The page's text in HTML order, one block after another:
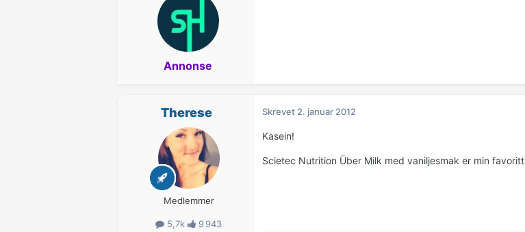
Annonse
Therese
Medlemmer
5,7k
9 943
Skrevet 2. januar 2012
Kasein!
Scietec Nutrition Über Milk med vaniljesmak er min favoritt